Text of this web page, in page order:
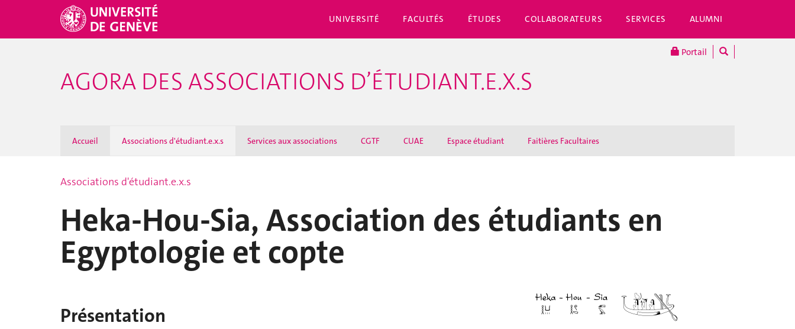
UNIVERSITÉ FACULTÉS ÉTUDES COLLABORATEURS SERVICES ALUMNI
Portail
AGORA DES ASSOCIATIONS D’ÉTUDIANT.E.X.S
Accueil Associations d'étudiant.e.x.s Services aux associations CGTF CUAE Espace étudiant Faitières Facultaires
Associations d'étudiant.e.x.s
Heka-Hou-Sia, Association des étudiants en
Egyptologie et copte
Présentation